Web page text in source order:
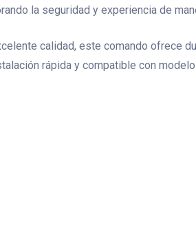
la seguridad y experiencia de
calidad, este comando ofrece
rápida y compatible con